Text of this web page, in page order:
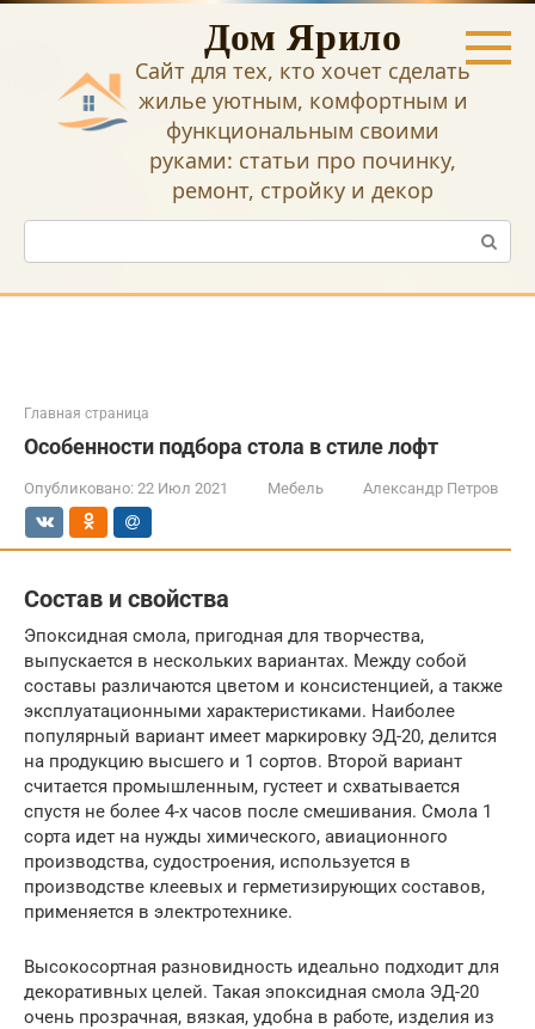
Перейти
Дом Ярило
Сайт для тех, кто хочет сделать
жилье уютным, комфортным и
функциональным своими
руками: статьи про починку,
ремонт, стройку и декор
Поиск:
Главная страница
Особенности подбора стола в стиле лофт
Опубликовано: 22 Июл 2021 Мебель Александр Петров
Состав и свойства
Эпоксидная смола, пригодная для творчества,
выпускается в нескольких вариантах. Между собой
составы различаются цветом и консистенцией, а также
эксплуатационными характеристиками. Наиболее
популярный вариант имеет маркировку ЭД-20, делится
на продукцию высшего и 1 сортов. Второй вариант
считается промышленным, густеет и схватывается
спустя не более 4-х часов после смешивания. Смола 1
сорта идет на нужды химического, авиационного
производства, судостроения, используется в
производстве клеевых и герметизирующих составов,
применяется в электротехнике.
Высокосортная разновидность идеально подходит для
декоративных целей. Такая эпоксидная смола ЭД-20
очень прозрачная, вязкая, удобна в работе, изделия из